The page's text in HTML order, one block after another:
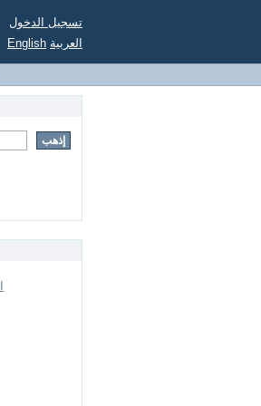
تسجيل الدخول
English العربية